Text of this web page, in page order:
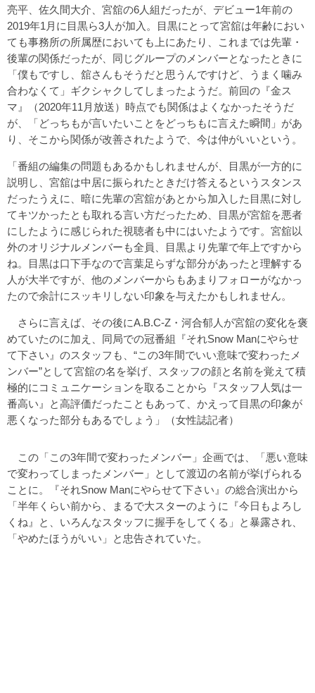
亮平、佐久間大介、宮舘の6人組だったが、デビュー1年前の
2019年1月に目黒ら3人が加入。目黒にとって宮舘は年齢におい
ても事務所の所属歴においても上にあたり、これまでは先輩・
後輩の関係だったが、同じグループのメンバーとなったときに
「僕もですし、舘さんもそうだと思うんですけど、うまく噛み
合わなくて」ギクシャクしてしまったようだ。前回の『金ス
マ』（2020年11月放送）時点でも関係はよくなかったそうだ
が、「どっちもが言いたいことをどっちもに言えた瞬間」があ
り、そこから関係が改善されたようで、今は仲がいいという。
「番組の編集の問題もあるかもしれませんが、目黒が一方的に
説明し、宮舘は中居に振られたときだけ答えるというスタンス
だったうえに、暗に先輩の宮舘があとから加入した目黒に対し
てキツかったとも取れる言い方だったため、目黒が宮舘を悪者
にしたように感じられた視聴者も中にはいたようです。宮舘以
外のオリジナルメンバーも全員、目黒より先輩で年上ですから
ね。目黒は口下手なので言葉足らずな部分があったと理解する
人が大半ですが、他のメンバーからもあまりフォローがなかっ
たので余計にスッキリしない印象を与えたかもしれません。
さらに言えば、その後にA.B.C-Z・河合郁人が宮舘の変化を褒
めていたのに加え、同局での冠番組『それSnow Manにやらせ
て下さい』のスタッフも、“この3年間でいい意味で変わったメ
ンバー”として宮舘の名を挙げ、スタッフの顔と名前を覚えて積
極的にコミュニケーションを取ることから『スタッフ人気は一
番高い』と高評価だったこともあって、かえって目黒の印象が
悪くなった部分もあるでしょう」（女性誌記者）
この「この3年間で変わったメンバー」企画では、「悪い意味
で変わってしまったメンバー」として渡辺の名前が挙げられる
ことに。『それSnow Manにやらせて下さい』の総合演出から
「半年くらい前から、まるで大スターのように『今日もよろし
くね』と、いろんなスタッフに握手をしてくる」と暴露され、
「やめたほうがいい」と忠告されていた。